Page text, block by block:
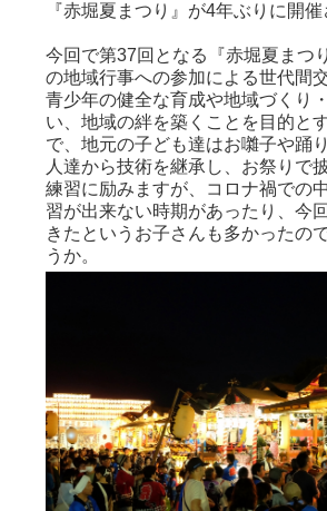
『赤堀夏まつり』が4年ぶりに開催
今回で第37回となる『赤堀夏まつ
の地域行事への参加による世代間
青少年の健全な育成や地域づくり
い、地域の絆を築くことを目的と
で、地元の子ども達はお囃子や踊
人達から技術を継承し、お祭りで
練習に励みますが、コロナ禍での
習が出来ない時期があったり、今
きたというお子さんも多かったの
うか。